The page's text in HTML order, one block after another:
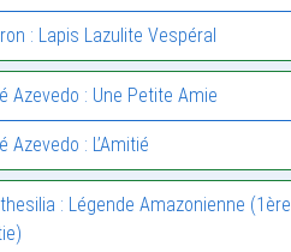
: Lapis Lazulite Vespéral
Azevedo : Une Petite Amie
Azevedo : L’Amitié
: Légende Amazonienne (1ère